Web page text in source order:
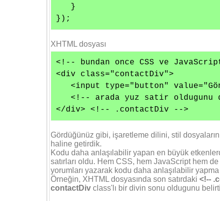
   }
});
XHTML dosyası
<!-- bundan once CSS ve
<div class="contactDiv">
<input type="button"
<!-- arada yuz satir oldugunu
</div> <!-- .contactDiv -->
Gördüğünüz gibi, işaretleme dilini, stil
haline getirdik.
Kodu daha anlaşılabilir yapan en büyük
satırları oldu. Hem CSS, hem JavaScript hem
yorumları yazarak kodu daha anlaşılabilir
Örneğin, XHTML dosyasında son satırdaki <!--
contactDiv class'lı bir divin sonu oldugunu